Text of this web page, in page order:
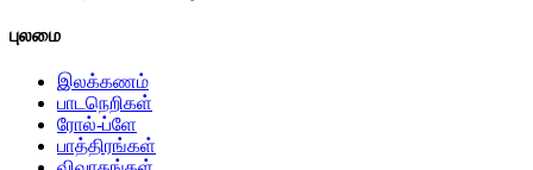
புலமை
இலக்கணம்
பாடநெறிகள்
ரோல்-ப்ளே
பாத்திரங்கள்